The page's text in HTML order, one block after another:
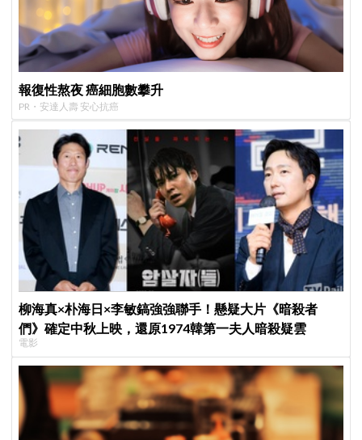
報復性熬夜 癌細胞數攀升
PR・安達人壽 安心抗癌
柳海真×朴海日×李敏鎬強強聯手！懸疑大片《暗殺者
們》確定中秋上映，還原1974韓第一夫人暗殺疑雲
電影